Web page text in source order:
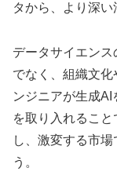
タから、より深い
データサイエン
でなく、組織文
ンジニアが生成
を取り入れるこ
し、激変する市
う。